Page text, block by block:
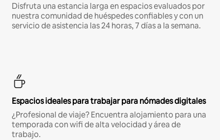
Disfruta una estancia larga en espacios evaluados por
nuestra comunidad de huéspedes confiables y con un
servicio de asistencia las 24 horas, 7 días a la semana.
Espacios ideales para trabajar para nómades digitales
¿Profesional de viaje? Encuentra alojamiento para una
temporada con wifi de alta velocidad y área de
trabajo.